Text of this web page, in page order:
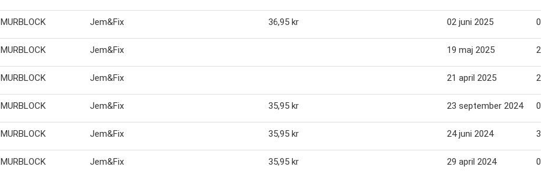
MURBLOCK Jem&Fix 36,95 kr 02 juni 2025 08
MURBLOCK Jem&Fix 19 maj 2025 26
MURBLOCK Jem&Fix 21 april 2025 28
MURBLOCK Jem&Fix 35,95 kr 23 september 2024 06
MURBLOCK Jem&Fix 35,95 kr 24 juni 2024 30
MURBLOCK Jem&Fix 35,95 kr 29 april 2024 05